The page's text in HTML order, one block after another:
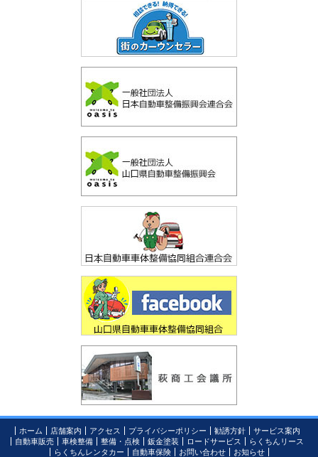
ホーム 店舗案内 アクセス プライバシーポリシー 勧誘方針
サービス案内
自動車販売
車検整備 整備・点検 鈑金塗装 ロードサービス
らくちんリース
らくちんレンタカー
自動車保険 お問い合わせ お知らせ